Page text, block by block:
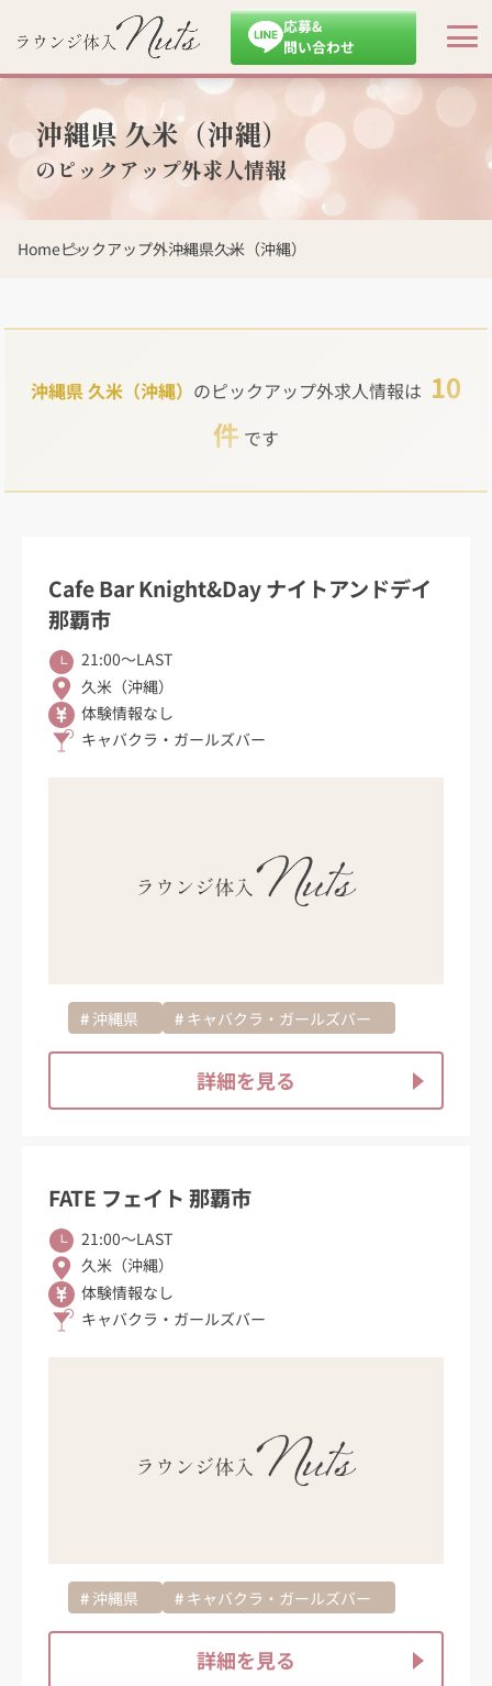
応募&
問い合わせ
沖縄県 久米（沖縄）
のピックアップ外求人情報
Homeピックアップ外沖縄県久米（沖縄）
沖縄県 久米（沖縄） のピックアップ外求人情報は 10
件 です
Cafe Bar Knight&Day ナイトアンドデイ
那覇市
21:00〜LAST
久米（沖縄）
体験情報なし
キャバクラ・ガールズバー
沖縄県 キャバクラ・ガールズバー
詳細を見る
FATE フェイト 那覇市
21:00〜LAST
久米（沖縄）
体験情報なし
キャバクラ・ガールズバー
沖縄県 キャバクラ・ガールズバー
詳細を見る